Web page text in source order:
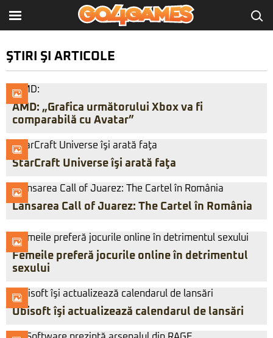
ŞTIRI ŞI ARTICOLE
AMD: „Grafica următorului Xbox va fi
comparabilă cu Avatar”
StarCraft Universe îşi arată faţa
Lansarea Call of Juarez: The Cartel în România
Femeile preferă jocurile online în detrimentul
sexului
Ubisoft îşi actualizează calendarul de lansări